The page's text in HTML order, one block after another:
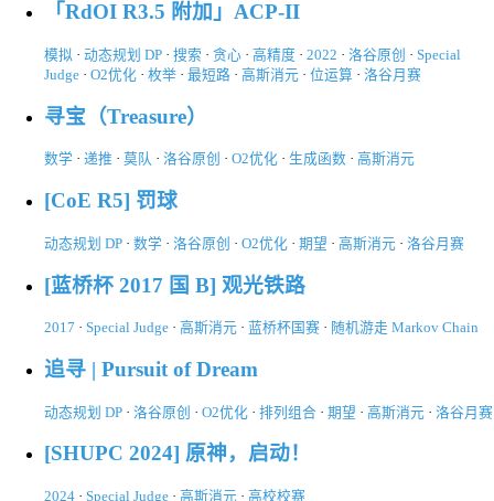
「RdOI R3.5 附加」ACP-II
模拟 · 动态规划 DP · 搜索 · 贪心 · 高精度 · 2022 · 洛谷原创 · Special
Judge · O2优化 · 枚举 · 最短路 · 高斯消元 · 位运算 · 洛谷月赛
寻宝（Treasure）
数学 · 递推 · 莫队 · 洛谷原创 · O2优化 · 生成函数 · 高斯消元
[CoE R5] 罚球
动态规划 DP · 数学 · 洛谷原创 · O2优化 · 期望 · 高斯消元 · 洛谷月赛
[蓝桥杯 2017 国 B] 观光铁路
2017 · Special Judge · 高斯消元 · 蓝桥杯国赛 · 随机游走 Markov Chain
追寻 | Pursuit of Dream
动态规划 DP · 洛谷原创 · O2优化 · 排列组合 · 期望 · 高斯消元 · 洛谷月赛
[SHUPC 2024] 原神，启动！
2024 · Special Judge · 高斯消元 · 高校校赛